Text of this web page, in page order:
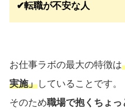
✔︎転職が不安な人
お仕事ラボの最大の特徴は
実施」していることです。
そのため職場で抱くちょっ